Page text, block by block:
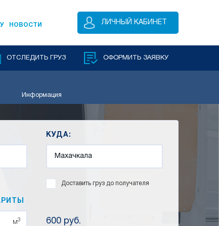
НОВОСТИ ЛИЧНЫЙ КАБИНЕТ
ОТСЛЕДИТЬ ГРУЗ ОФОРМИТЬ ЗАЯВКУ
Информация
КУДА:
Доставить груз до получателя
м3 600 руб.